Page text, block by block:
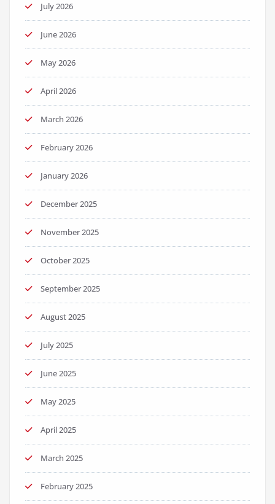
July 2026
June 2026
May 2026
April 2026
March 2026
February 2026
January 2026
December 2025
November 2025
October 2025
September 2025
August 2025
July 2025
June 2025
May 2025
April 2025
March 2025
February 2025